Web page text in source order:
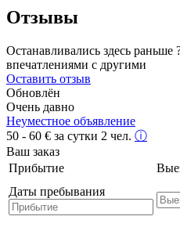
Отзывы
Останавливались здесь раньше
впечатлениями с другими
Оставить отзыв
Обновлён
Очень давно
Неуместное объявление
50 - 60 € за сутки 2 чел. ⓘ
Ваш заказ
Прибытие
Даты пребывания